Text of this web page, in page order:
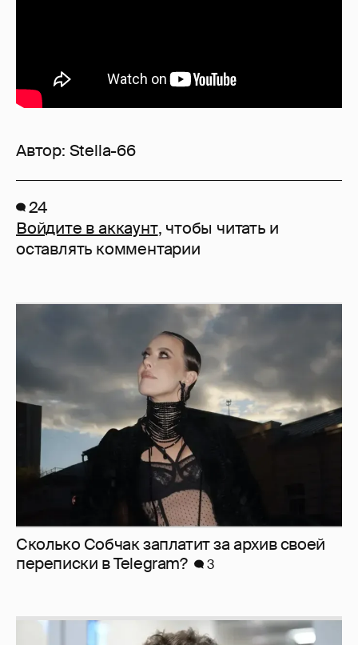
Автор: Stella-66
24
Войдите в аккаунт, чтобы читать и
оставлять комментарии
Сколько Собчак заплатит за архив своей
перeписки в Telegram?
3